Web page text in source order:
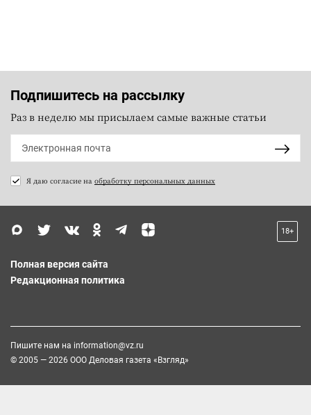
Подпишитесь на рассылку
Раз в неделю мы присылаем самые важные статьи
Я даю согласие на обработку персональных данных
18+
Полная версия сайта
Редакционная политика
Пишите нам на information@vz.ru
© 2005 — 2026 ООО Деловая газета «Взгляд»